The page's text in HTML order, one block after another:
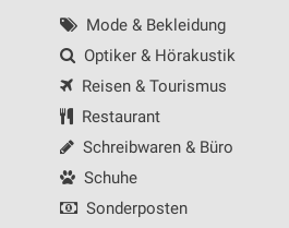
Mode & Bekleidung
Optiker & Hörakustik
Reisen & Tourismus
Restaurant
Schreibwaren & Büro
Schuhe
Sonderposten